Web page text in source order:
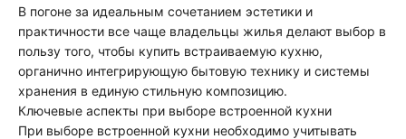
В погоне за идеальным сочетанием эстетики и
практичности все чаще владельцы жилья делают выбор в
пользу того, чтобы купить встраиваемую кухню,
органично интегрирующую бытовую технику и системы
хранения в единую стильную композицию.
Ключевые аспекты при выборе встроенной кухни
При выборе встроенной кухни необходимо учитывать